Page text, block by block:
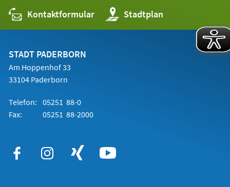
Kontaktformular Stadtplan
(Öffnet
in
einem
STADT PADERBORN
Am Hoppenhof 33
33104 Paderborn
Telefon: 05251 88-0
Fax:
05251 88-2000